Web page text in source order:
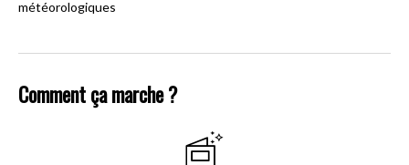
météorologiques
Comment ça marche ?